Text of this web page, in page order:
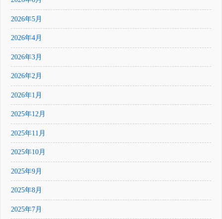
2026年5月
2026年4月
2026年3月
2026年2月
2026年1月
2025年12月
2025年11月
2025年10月
2025年9月
2025年8月
2025年7月